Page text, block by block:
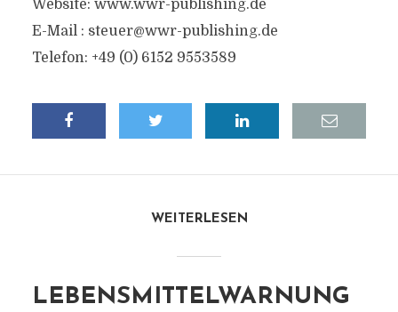
Website: www.wwr-publishing.de
E-Mail : steuer@wwr-publishing.de
Telefon: +49 (0) 6152 9553589
WEITERLESEN
LEBENSMITTELWARNUNG